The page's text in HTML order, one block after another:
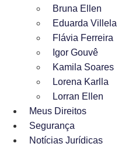
Bruna Ellen
Eduarda Villela
Flávia Ferreira
Igor Gouvê
Kamila Soares
Lorena Karlla
Lorran Ellen
Meus Direitos
Segurança
Notícias Jurídicas